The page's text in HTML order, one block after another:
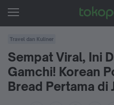
Travel dan Kuliner
Sempat Viral, Ini
Gamchi! Korean
Bread Pertama di